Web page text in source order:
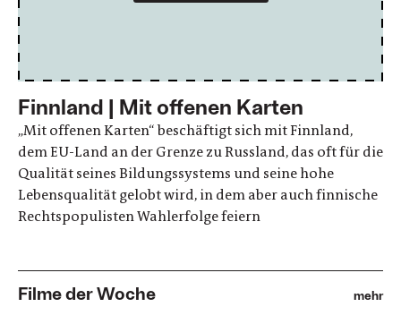
Finnland | Mit offenen Karten
„Mit offenen Karten“ beschäftigt sich mit Finnland,
dem EU-Land an der Grenze zu Russland, das oft für die
Qualität seines Bildungssystems und seine hohe
Lebensqualität gelobt wird, in dem aber auch finnische
Rechtspopulisten Wahlerfolge feiern
Filme der Woche mehr